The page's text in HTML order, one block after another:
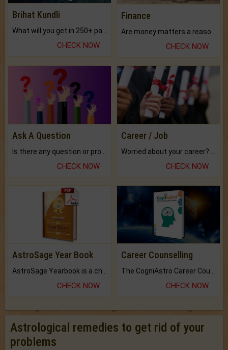
Brihat Kundli
CHECK NOW
Finance
CHECK NOW
Ask A Question
CHECK NOW
Career / Job
CHECK NOW
AstroSage Year Book
AstroSage Yearbook is a channel to fulfill your dreams and destiny.
CHECK NOW
Career Counselling
The CogniAstro Career Counselling Report is the most comprehensive report available on this topic.
CHECK NOW
Astrological remedies to get rid of your
problems